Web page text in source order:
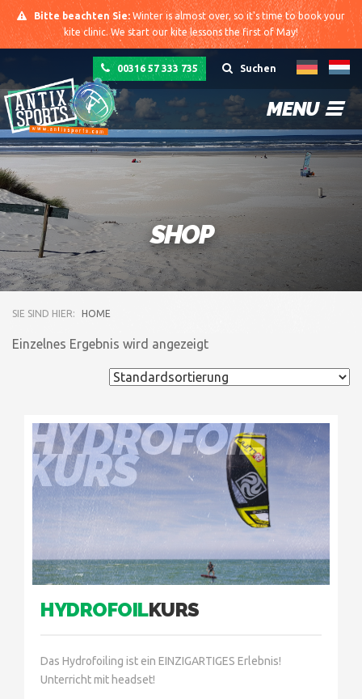
Bitte beachten Sie: Winter is almost over, so it's time to book your
kite clinic. We start our kite lessons the first of May!
Suchen
00316 57 333 735
MENU
SHOP
SIE SIND HIER: HOME
Einzelnes Ergebnis wird angezeigt
HYDROFOIL
KURS
HYDROFOILKURS
Das Hydrofoiling ist ein EINZIGARTIGES Erlebnis!
Unterricht mit headset!